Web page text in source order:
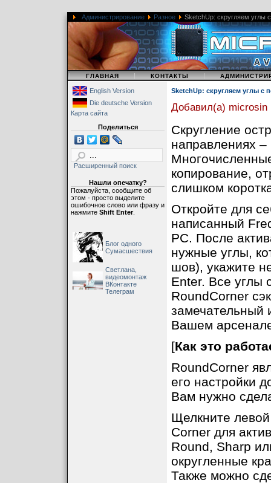
Администрирование Разное SketchUp: скругляем углы
| ГЛАВНАЯ | КОНТАКТЫ |
English Version
Die deutsche Version
Карта сайта
Поделиться
Расширенный поиск
Нашли опечатку?
Пожалуйста, сообщите об
этом - просто выделите
ошибочное слово или фразу и
нажмите Shift Enter.
Блог одного
Сумасшествия
Светлана,
видеомонтаж
ВКонтакте
Телеграм
SketchUp: скругляем углы с
Добавил(а) microsin
Скругление
направлениях –
копирование,
слишком
Откройте для
написанный
PC. После
нужные углы,
шов), укажите
Enter. Все углы
RoundCorner
замечательный
Вашем
[Как это
RoundCorner
его настройки
Вам нужно
Щелкните
Corner для
Round, Sharp
округленные
Также можно